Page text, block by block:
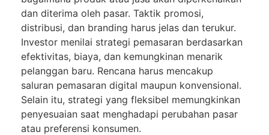
dan diterima oleh pasar. Taktik promosi,
distribusi, dan branding harus jelas dan terukur.
Investor menilai strategi pemasaran berdasarkan
efektivitas, biaya, dan kemungkinan menarik
pelanggan baru. Rencana harus mencakup
saluran pemasaran digital maupun konvensional.
Selain itu, strategi yang fleksibel memungkinkan
penyesuaian saat menghadapi perubahan pasar
atau preferensi konsumen.